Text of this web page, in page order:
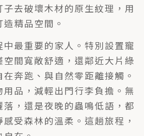
去破壞木材的原生紋理，用
精品空間。
最重要的家人。特別設置寵
間寬敞舒適，還鄰近大片綠
奔跑、與自然零距離接觸。
品，減輕出門行李負擔。無
，還是夜晚的蟲鳴低語，都
受森林的溫柔。這趟旅程，